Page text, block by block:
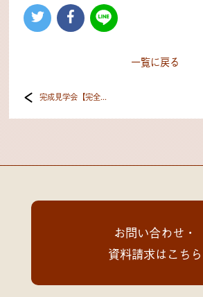
一覧に戻る
完成見学会【完全...
お問い合わせ・
資料請求はこちら